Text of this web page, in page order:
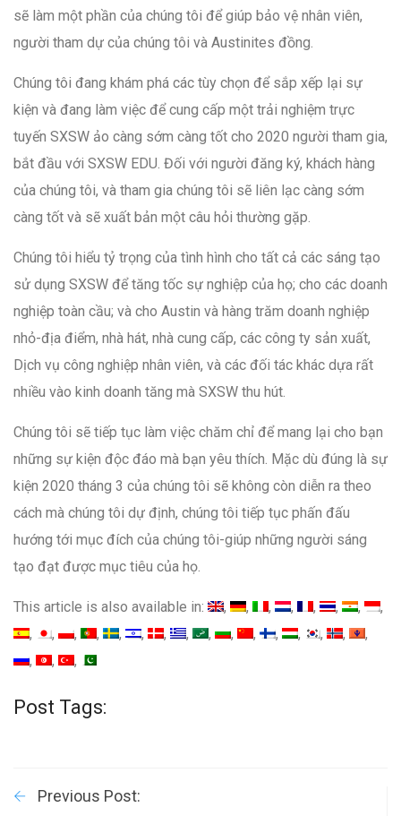
sẽ làm một phần của chúng tôi để giúp bảo vệ nhân viên,
người tham dự của chúng tôi và Austinites đồng.
Chúng tôi đang khám phá các tùy chọn để sắp xếp lại sự
kiện và đang làm việc để cung cấp một trải nghiệm trực
tuyến SXSW ảo càng sớm càng tốt cho 2020 người tham gia,
bắt đầu với SXSW EDU. Đối với người đăng ký, khách hàng
của chúng tôi, và tham gia chúng tôi sẽ liên lạc càng sớm
càng tốt và sẽ xuất bản một câu hỏi thường gặp.
Chúng tôi hiểu tỷ trọng của tình hình cho tất cả các sáng tạo
sử dụng SXSW để tăng tốc sự nghiệp của họ; cho các doanh
nghiệp toàn cầu; và cho Austin và hàng trăm doanh nghiệp
nhỏ-địa điểm, nhà hát, nhà cung cấp, các công ty sản xuất,
Dịch vụ công nghiệp nhân viên, và các đối tác khác dựa rất
nhiều vào kinh doanh tăng mà SXSW thu hút.
Chúng tôi sẽ tiếp tục làm việc chăm chỉ để mang lại cho bạn
những sự kiện độc đáo mà bạn yêu thích. Mặc dù đúng là sự
kiện 2020 tháng 3 của chúng tôi sẽ không còn diễn ra theo
cách mà chúng tôi dự định, chúng tôi tiếp tục phấn đấu
hướng tới mục đích của chúng tôi-giúp những người sáng
tạo đạt được mục tiêu của họ.
This article is also available in:
Post Tags:
Previous Post: